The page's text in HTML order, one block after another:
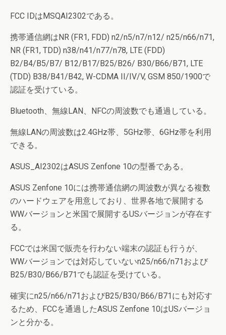
FCC IDはMSQAI2302である。
携帯通信網はNR (FR1, FDD) n2/n5/n7/n12/ n25/n66/n71,
NR (FR1, TDD) n38/n41/n77/n78, LTE (FDD)
B2/B4/B5/B7/ B12/B17/B25/B26/ B30/B66/B71, LTE
(TDD) B38/B41/B42, W-CDMA II/IV/V, GSM 850/1900で
認証を受けている。
Bluetooth、無線LAN、NFCの周波数でも通過している。
無線LANの周波数は2.4GHz帯、5GHz帯、6GHz帯を利用
できる。
ASUS_AI2302はASUS Zenfone 10の型番である。
ASUS Zenfone 10には携帯通信網の周波数が異なる複数
のハードウェアを用意しており、世界各地で展開する
WWバージョンと米国で展開するUSバージョンが存在す
る。
FCCでは米国で販売を行わない端末の認証も行うが、
WWバージョンでは対応していないn25/n66/n71および
B25/B30/B66/B71でも認証を受けている。
確実にn25/n66/n71およびB25/B30/B66/B71にも対応す
るため、FCCを通過したASUS Zenfone 10はUSバージョ
ンと分かる。